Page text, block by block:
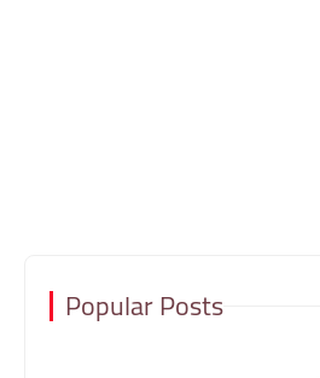
Popular Posts